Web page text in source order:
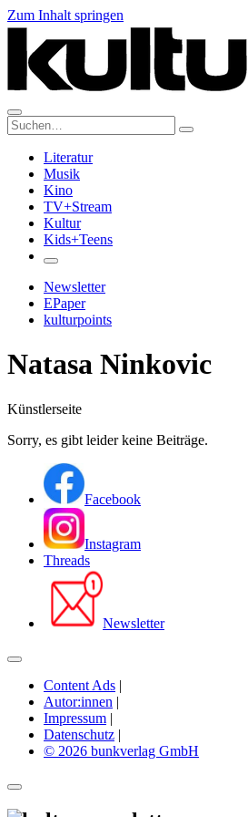
Zum Inhalt springen
Suche:
Literatur
Musik
Kino
TV+Stream
Kultur
Kids+Teens
Newsletter
EPaper
kulturpoints
Natasa Ninkovic
Künstlerseite
Sorry, es gibt leider keine Beiträge.
Facebook
Instagram
Threads
Newsletter
Content Ads |
Autor:innen |
Impressum |
Datenschutz |
© 2026 bunkverlag GmbH